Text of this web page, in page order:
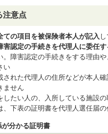
注意点
ての項目を被保険者本人が記入
害認定の手続きを代理人に委任
。障害認定の手続きをする理由
い
された代理人の住所などが本人
ません
したい人の、入所している施設
、下表の証明書を代理人選任届
分かる証明書